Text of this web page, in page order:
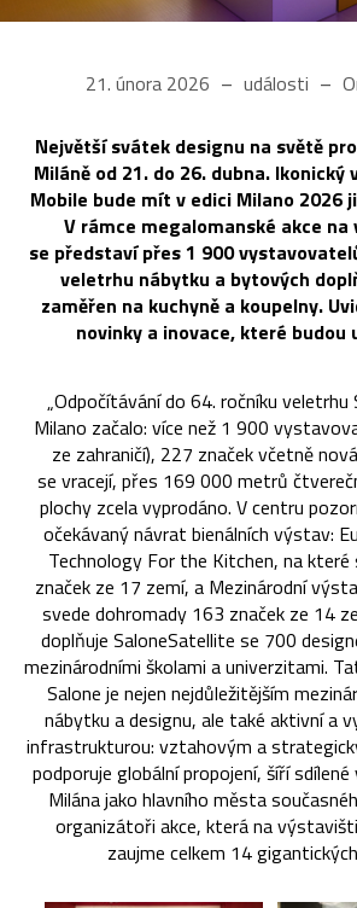
21. února 2026 události
Největší svátek designu na světě
Miláně od 21. do 26. dubna. Ikonický
Mobile bude mít v edici Milano 2026
V rámce megalomanské akce
se představí přes 1 900
veletrhu nábytku a bytových
zaměřen na kuchyně a koupelny.
novinky a inovace, které budou
„Odpočítávání do 64. ročníku veletrhu
Milano začalo: více než 1 900
ze zahraničí), 227 značek včetně
se vracejí, přes 169 000 metrů
plochy zcela vyprodáno. V centru
očekávaný návrat bienálních výstav:
Technology For the Kitchen, na
značek ze 17 zemí, a Mezinárodní
svede dohromady 163 značek ze 14
doplňuje SaloneSatellite se 700
mezinárodními školami a univerzitami.
Salone je nejen nejdůležitějším
nábytku a designu, ale také aktivní a
infrastrukturou: vztahovým a
podporuje globální propojení, šíří
Milána jako hlavního města
organizátoři akce, která na
zaujme celkem 14